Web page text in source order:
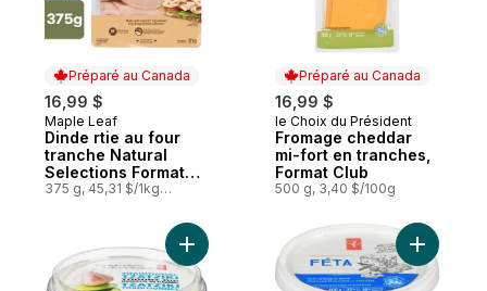
Préparé au Canada
16,99 $
Préparé au Canada
Maple Leaf
Dinde rtie au four
tranche Natural
Selections Format
familial
375 g, 45,31 $/1kg
Préparé au Canada
16,99 $
Préparé au Canada
le Choix du Président
Fromage cheddar
mi-fort en tranches,
Format Club
500 g, 3,40 $/100g
Ajouter Trempette au yogourt tzatziki au
Ajouter